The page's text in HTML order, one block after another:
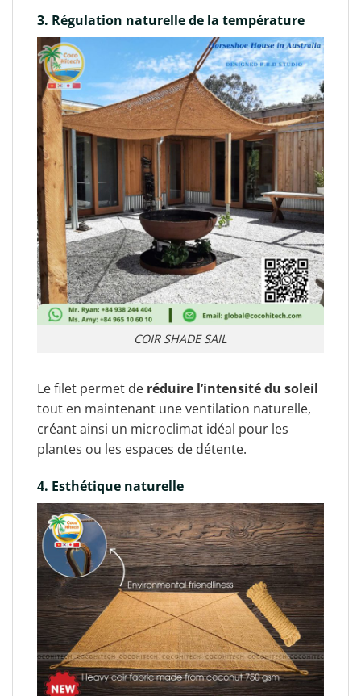
3. Régulation naturelle de la température
COIR SHADE SAIL
Le filet permet de réduire l’intensité du soleil
tout en maintenant une ventilation naturelle,
créant ainsi un microclimat idéal pour les
plantes ou les espaces de détente.
4. Esthétique naturelle